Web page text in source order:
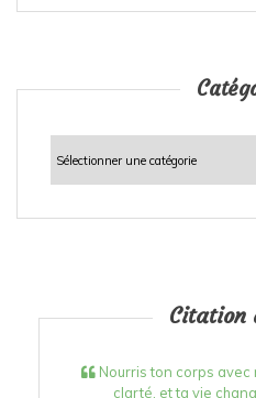
Catégories
Citation
Nourris ton corps avec
clarté, et ta vie